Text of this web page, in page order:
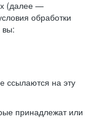
(далее —
обработки
вы:
ссылаются на эту
принадлежат или